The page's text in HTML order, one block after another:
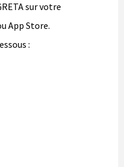
sur votre
App Store.
: